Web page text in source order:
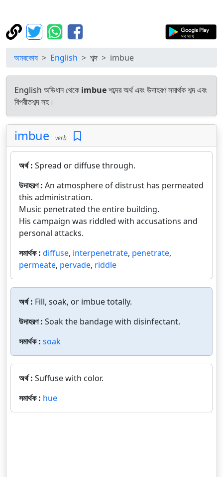
অমরকোষ English শব্দ imbue
English অভিধান থেকে imbueশব্দের অর্থ এবং উদাহরণ সমার্থক শব্দ এবং
বিপরীতশব্দ সহ।
imbue verb
অর্থ : Spread or diffuse through.
উদাহরণ : An atmosphere of distrust has permeated
this administration.
Music penetrated the entire building.
His campaign was riddled with accusations and
personal attacks.
সমার্থক : diffuse, interpenetrate, penetrate,
permeate, pervade, riddle
অর্থ : Fill, soak, or imbue totally.
উদাহরণ : Soak the bandage with disinfectant.
সমার্থক : soak
অর্থ : Suffuse with color.
সমার্থক : hue